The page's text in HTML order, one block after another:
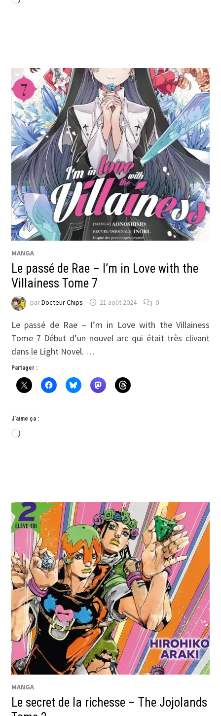
MANGA
Le passé de Rae – I’m in Love with the
Villainess Tome 7
parDocteur Chips 21 août 2024 0
Le passé de Rae – I’m in Love with the Villainess
Tome 7 Début d’un nouvel arc qui était très clivant
dans le Light Novel. …
Partager :
J’aime ça :
Chargement…
MANGA
Le secret de la richesse – The Jojolands